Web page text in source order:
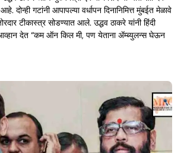
दोन्ही गटांनी आपापल्या वर्धापन दिनानिमित्त मुंबईत मेळावे
टीकास्त्र सोडण्यात आले. उद्धव ठाकरे यांनी हिंदी
देत “कम ऑन किल मी, पण येताना ॲम्ब्युलन्स घेऊन